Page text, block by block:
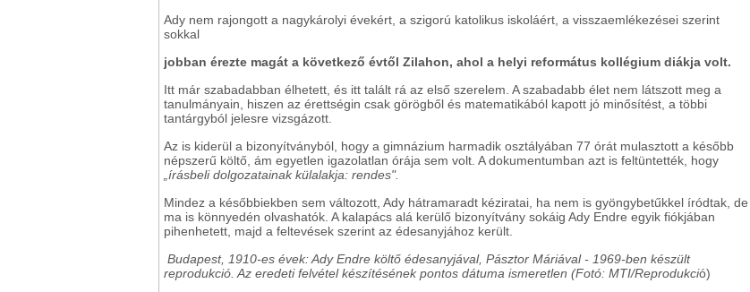
Ady nem rajongott a nagykárolyi évekért, a szigorú katolikus iskoláért, a visszaemlékezései szerint
sokkal
jobban érezte magát a következő évtől Zilahon, ahol a helyi református kollégium diákja volt.
Itt már szabadabban élhetett, és itt talált rá az első szerelem. A szabadabb élet nem látszott meg a
tanulmányain, hiszen az érettségin csak görögből és matematikából kapott jó minősítést, a többi
tantárgyból jelesre vizsgázott.
Az is kiderül a bizonyítványból, hogy a gimnázium harmadik osztályában 77 órát mulasztott a később
népszerű költő, ám egyetlen igazolatlan órája sem volt. A dokumentumban azt is feltüntették, hogy
„írásbeli dolgozatainak külalakja: rendes".
Mindez a későbbiekben sem változott, Ady hátramaradt kéziratai, ha nem is gyöngybetűkkel íródtak, de
ma is könnyedén olvashatók. A kalapács alá kerülő bizonyítvány sokáig Ady Endre egyik fiókjában
pihenhetett, majd a feltevések szerint az édesanyjához került.
Budapest, 1910-es évek: Ady Endre költő édesanyjával, Pásztor Máriával - 1969-ben készült
reprodukció. Az eredeti felvétel készítésének pontos dátuma ismeretlen (Fotó: MTI/Reprodukció)